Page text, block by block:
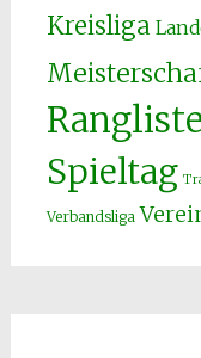
Kreisliga
Rangliste
Spieltag
Verbandsliga